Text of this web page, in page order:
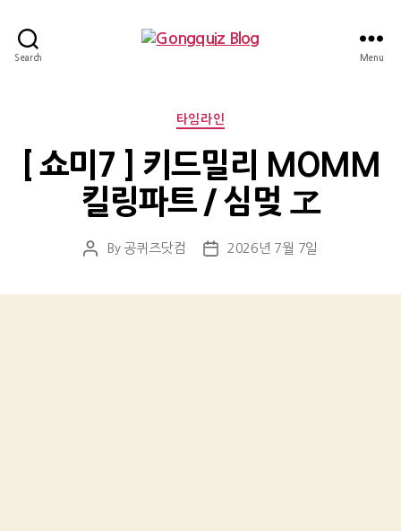
Search Menu
Categories
타임라인
[ 쇼미7 ] 키드밀리 MOMM
킬링파트 / 심멎 ヱ
PostBy 공퀴즈닷컴
Post2026년 7월 7일